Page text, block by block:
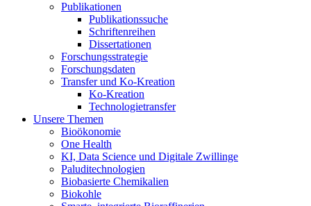
Publikationen
Publikationssuche
Schriftenreihen
Dissertationen
Forschungsstrategie
Forschungsdaten
Transfer und Ko-Kreation
Ko-Kreation
Technologietransfer
Unsere Themen
Bioökonomie
One Health
KI, Data Science und Digitale Zwillinge
Paluditechnologien
Biobasierte Chemikalien
Biokohle